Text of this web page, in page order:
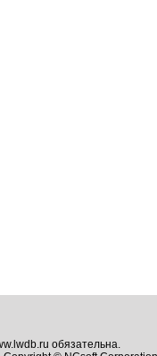
обязательна.